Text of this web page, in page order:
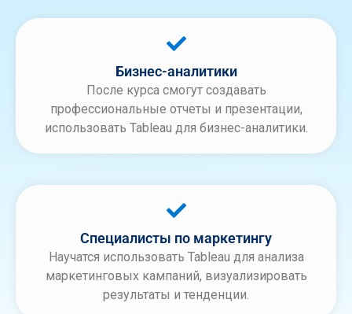
Бизнес-аналитики
После курса смогут создавать
профессиональные отчеты и презентации,
использовать Tableau для бизнес-аналитики.
Специалисты по маркетингу
Научатся использовать Tableau для анализа
маркетинговых кампаний, визуализировать
результаты и тенденции.